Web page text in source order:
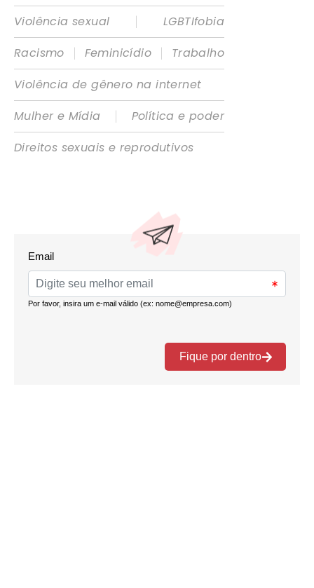
Violência sexual
|
LGBTIfobia
Racismo
| Feminicídio |
Trabalho
Violência de gênero na internet
Mulher e Mídia
|
Política e poder
Direitos sexuais e reprodutivos